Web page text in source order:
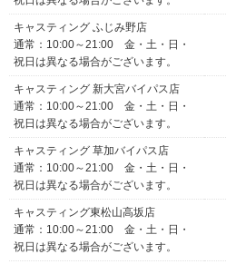
キャスティング ふじみ野店
通常：10:00～21:00 金・土・日・
祝日は異なる場合がございます。
キャスティング 新大宮バイパス店
通常：10:00～21:00 金・土・日・
祝日は異なる場合がございます。
キャスティング 草加バイパス店
通常：10:00～21:00 金・土・日・
祝日は異なる場合がございます。
キャスティング東松山高坂店
通常：10:00～21:00 金・土・日・
祝日は異なる場合がございます。